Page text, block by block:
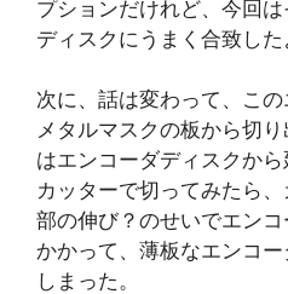
プションだけれど、今回
ディスクにうまく合致した
次に、話は変わって、こ
メタルマスクの板から切
はエンコーダディスクか
カッターで切ってみたら
部の伸び？のせいでエン
かかって、薄板なエンコ
しまった。